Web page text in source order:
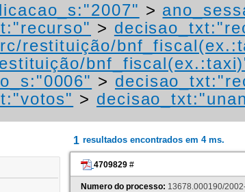
>
>
restituição/
>
>
1 resultados encontrados em 4 ms.
4709829 #
Numero do processo: 13678.000190/